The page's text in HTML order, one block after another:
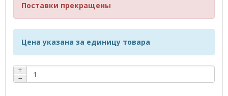
Поставки прекращены
Цена указана за единицу товара
+
−